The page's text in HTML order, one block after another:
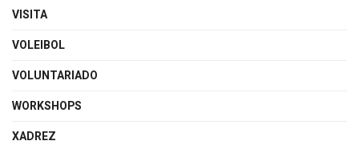
VISITA
VOLEIBOL
VOLUNTARIADO
WORKSHOPS
XADREZ